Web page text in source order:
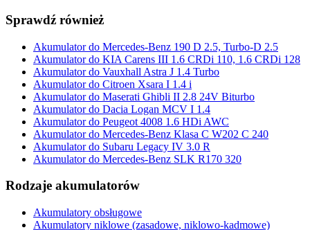
Sprawdź również
Akumulator do Mercedes-Benz 190 D 2.5, Turbo-D 2.5
Akumulator do KIA Carens III 1.6 CRDi 110, 1.6 CRDi 128
Akumulator do Vauxhall Astra J 1.4 Turbo
Akumulator do Citroen Xsara I 1.4 i
Akumulator do Maserati Ghibli II 2.8 24V Biturbo
Akumulator do Dacia Logan MCV I 1.4
Akumulator do Peugeot 4008 1.6 HDi AWC
Akumulator do Mercedes-Benz Klasa C W202 C 240
Akumulator do Subaru Legacy IV 3.0 R
Akumulator do Mercedes-Benz SLK R170 320
Rodzaje akumulatorów
Akumulatory obsługowe
Akumulatory niklowe (zasadowe, niklowo-kadmowe)